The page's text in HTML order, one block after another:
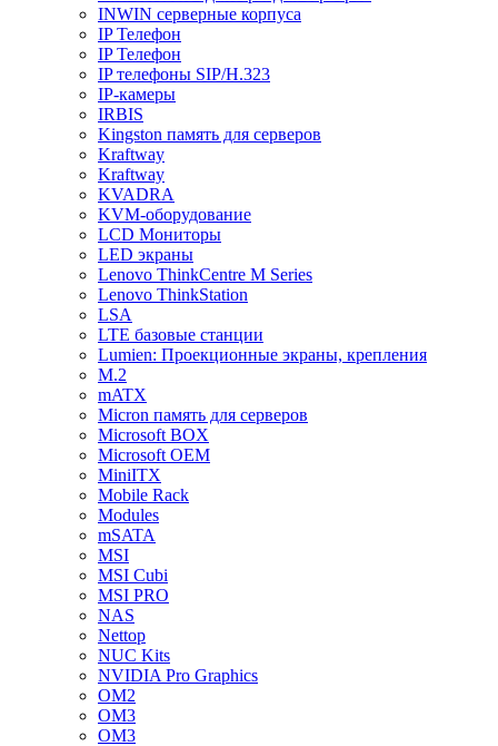
INWIN серверные корпуса
IP Телефон
IP Телефон
IP телефоны SIP/H.323
IP-камеры
IRBIS
Kingston память для серверов
Kraftway
Kraftway
KVADRA
KVM-оборудование
LCD Мониторы
LED экраны
Lenovo ThinkCentre M Series
Lenovo ThinkStation
LSA
LTE базовые станции
Lumien: Проекционные экраны, крепления
M.2
mATX
Micron память для серверов
Microsoft BOX
Microsoft OEM
MiniITX
Mobile Rack
Modules
mSATA
MSI
MSI Cubi
MSI PRO
NAS
Nettop
NUC Kits
NVIDIA Pro Graphics
OM2
OM3
OM3